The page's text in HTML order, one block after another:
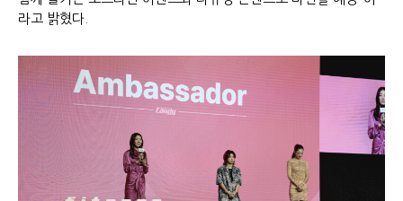
라고 밝혔다.